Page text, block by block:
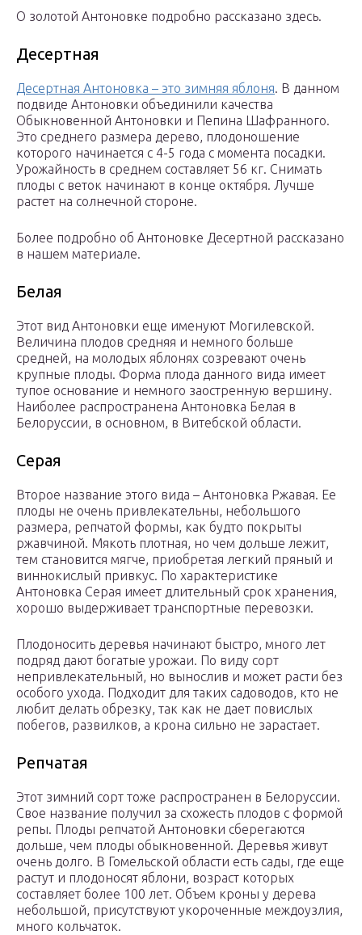
О золотой Антоновке подробно рассказано здесь.
Десертная
Десертная Антоновка – это зимняя яблоня. В данном
подвиде Антоновки объединили качества
Обыкновенной Антоновки и Пепина Шафранного.
Это среднего размера дерево, плодоношение
которого начинается с 4-5 года с момента посадки.
Урожайность в среднем составляет 56 кг. Снимать
плоды с веток начинают в конце октября. Лучше
растет на солнечной стороне.
Более подробно об Антоновке Десертной рассказано
в нашем материале.
Белая
Этот вид Антоновки еще именуют Могилевской.
Величина плодов средняя и немного больше
средней, на молодых яблонях созревают очень
крупные плоды. Форма плода данного вида имеет
тупое основание и немного заостренную вершину.
Наиболее распространена Антоновка Белая в
Белоруссии, в основном, в Витебской области.
Серая
Второе название этого вида – Антоновка Ржавая. Ее
плоды не очень привлекательны, небольшого
размера, репчатой формы, как будто покрыты
ржавчиной. Мякоть плотная, но чем дольше лежит,
тем становится мягче, приобретая легкий пряный и
виннокислый привкус. По характеристике
Антоновка Серая имеет длительный срок хранения,
хорошо выдерживает транспортные перевозки.
Плодоносить деревья начинают быстро, много лет
подряд дают богатые урожаи. По виду сорт
непривлекательный, но вынослив и может расти без
особого ухода. Подходит для таких садоводов, кто не
любит делать обрезку, так как не дает повислых
побегов, развилков, а крона сильно не зарастает.
Репчатая
Этот зимний сорт тоже распространен в Белоруссии.
Свое название получил за схожесть плодов с формой
репы. Плоды репчатой Антоновки сберегаются
дольше, чем плоды обыкновенной. Деревья живут
очень долго. В Гомельской области есть сады, где еще
растут и плодоносят яблони, возраст которых
составляет более 100 лет. Объем кроны у дерева
небольшой, присутствуют укороченные междоузлия,
много кольчаток.